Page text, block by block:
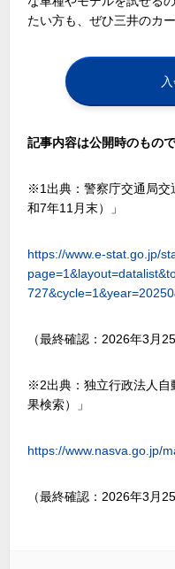
たい方も、ぜひ三井のカ
記事内容は公開時のもの
※1出典：警察庁交通局交
和7年11月末）」
https://www.e-stat.go.jp/
（最終確認：2026年3月
※2出典：独立行政法人自
果検索）」
https://www.nasva.go.jp/
（最終確認：2026年3月